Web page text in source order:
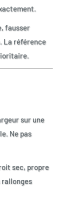
fausser
La référence
sur une
Ne pas
sec, propre